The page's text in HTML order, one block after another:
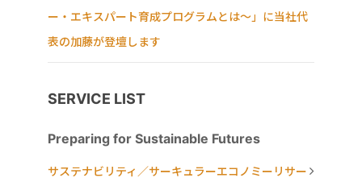
ー・エキスパート育成プログラムとは～」に当社代
表の加藤が登壇します
SERVICE LIST
Preparing for Sustainable Futures
サステナビリティ／サーキュラーエコノミーリサー